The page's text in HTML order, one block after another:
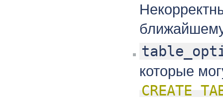
которые
CREATE